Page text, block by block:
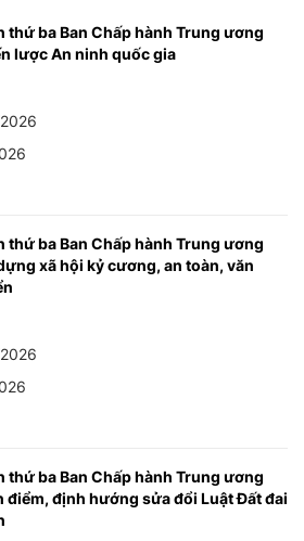
thứ ba Ban Chấp hành Trung ương
lược An ninh quốc gia
thứ ba Ban Chấp hành Trung ương
xã hội kỷ cương, an toàn, văn
thứ ba Ban Chấp hành Trung ương
điểm, định hướng sửa đổi Luật Đất đai